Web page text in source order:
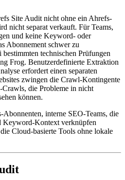
Site Audit nicht ohne ein Ahrefs-
nicht separat verkauft. Für Teams,
und keine Keyword- oder
Abonnement schwer zu
technischen Prüfungen
Frog. Benutzerdefinierte Extraktion
erfordert einen separaten
zwingen die Crawl-Kontingente
die Probleme in nicht
können.
Abonnenten, interne SEO-Teams, die
Kontext verknüpfen
Cloud-basierte Tools ohne lokale